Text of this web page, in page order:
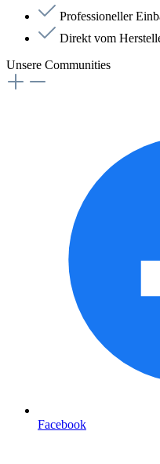
Professioneller
Direkt vom
Unsere Communities
Facebook